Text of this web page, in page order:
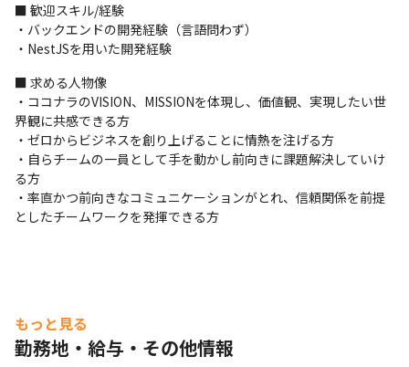
新規事業を継続してリリースしています。
＜プロジェクトの進め方について＞
・基本的には朝会のみの会議体です
・それ以降は自身の計画表に則って実装に集中できます
・不明点があったりしたり改善案が思いついたりしたらその論点
の大きさや種類に応じてほかの開発者や開発PM、開発部長、ビジ
ネスプロデューサー、事業長と日々コミュニケーションを取りな
がら走りながら考え決めていく形式です
・また、週に1度はチームで集まり事業全体がどのような方針/進
捗で進んでいるのかを目線合わせします
・全体を通して当社が大切にするバリューを意識して相互尊重を
を実現しやすい環境で開発経験を積むことができます
・フリーランス向けの部分もあり自分自身が想定ユーザーである
プロダクトに関わることができます
■ 歓迎スキル/経験
・バックエンドの開発経験（言語問わず）
・NestJSを用いた開発経験
■ 求める人物像
・ココナラのVISION、MISSIONを体現し、価値観、実現したい世
界観に共感できる方
・ゼロからビジネスを創り上げることに情熱を注げる方
・自らチームの一員として手を動かし前向きに課題解決していけ
る方
・率直かつ前向きなコミュニケーションがとれ、信頼関係を前提
としたチームワークを発揮できる方
もっと見る
勤務地・給与・その他情報